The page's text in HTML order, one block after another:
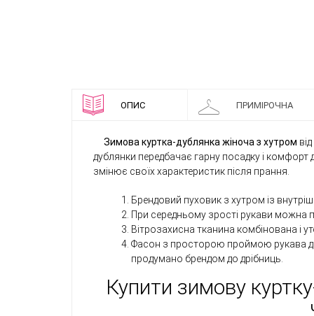
ОПИС ПРИМІРОЧНА
Зимова куртка-дублянка жіноча з хутром
дублянки передбачає гарну посадку і
змінює своїх характеристик після прання.
Брендовий пуховик з хутром із
При середньому зрості рукави можна
Вітрозахисна тканина комбінована і
Фасон з просторою проймою рукава
продумано брендом до дрібниць.
Купити зимову